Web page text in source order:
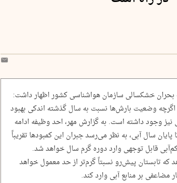
خشکسالی سازمان هواشناسی کشور اظهار داشت:
اگرچه وضعیت بارش‌ها نسبت به سال گذشته اندکی بهبود
نیز وجود داشته است. به گزارش مهر، احد وظیفه ادامه
پایان سال آبی، به نظر می‌رسد جبران این کمبودها تقریباً
قابل توجهی وارد دوره گرم سال خواهد شد.
تابستان پیش‌رو نسبتاً گرم‌تر از حد معمول خواهد
بر منابع آبی وارد کند.